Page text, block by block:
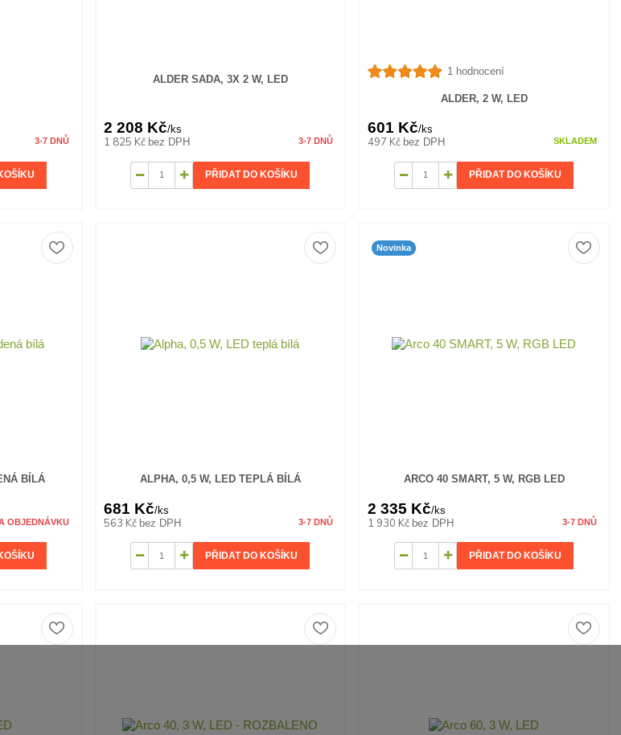
3-7 DNŮ
ALDER SADA, 3X 2 W, LED
2 208 Kč/ks
1 825 Kč bez DPH 3-7 DNŮ
PŘIDAT DO KOŠÍKU
1 hodnocení
ALDER, 2 W, LED
601 Kč/ks
497 Kč bez DPH SKLADEM
PŘIDAT DO KOŠÍKU
BÍLÁ
OBJEDNÁVKU
ALPHA, 0,5 W, LED TEPLÁ BÍLÁ
681 Kč/ks
563 Kč bez DPH 3-7 DNŮ
PŘIDAT DO KOŠÍKU
Novinka
ARCO 40 SMART, 5 W, RGB LED
2 335 Kč/ks
1 930 Kč bez DPH 3-7 DNŮ
PŘIDAT DO KOŠÍKU